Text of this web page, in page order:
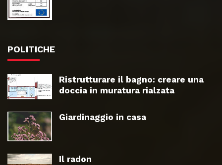
POLITICHE
Ristrutturare il bagno: creare una
doccia in muratura rialzata
Giardinaggio in casa
Il radon